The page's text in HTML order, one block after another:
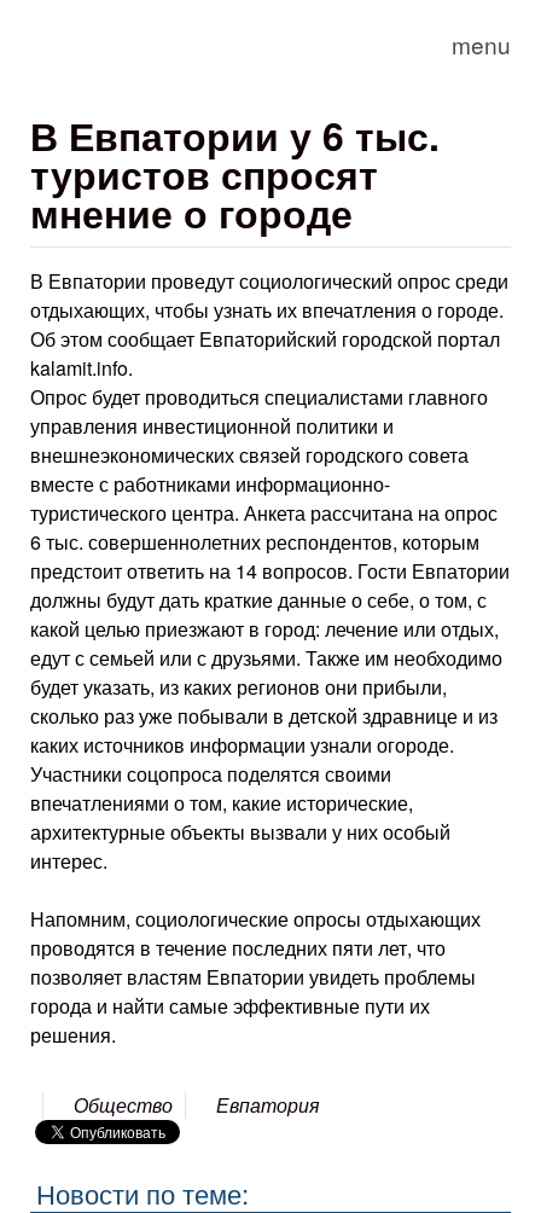
menu
В Евпатории у 6 тыс.
туристов спросят
мнение о городе
В Евпатории проведут социологический опрос среди
отдыхающих, чтобы узнать их впечатления о городе.
Об этом сообщает Евпаторийский городской портал
kalamit.info.
Опрос будет проводиться специалистами главного
управления инвестиционной политики и
внешнеэкономических связей городского совета
вместе с работниками информационно-
туристического центра. Анкета рассчитана на опрос
6 тыс. совершеннолетних респондентов, которым
предстоит ответить на 14 вопросов. Гости Евпатории
должны будут дать краткие данные о себе, о том, с
какой целью приезжают в город: лечение или отдых,
едут с семьей или с друзьями. Также им необходимо
будет указать, из каких регионов они прибыли,
сколько раз уже побывали в детской здравнице и из
каких источников информации узнали огороде.
Участники соцопроса поделятся своими
впечатлениями о том, какие исторические,
архитектурные объекты вызвали у них особый
интерес.
Напомним, социологические опросы отдыхающих
проводятся в течение последних пяти лет, что
позволяет властям Евпатории увидеть проблемы
города и найти самые эффективные пути их
решения.
Общество Евпатория
Новости по теме: